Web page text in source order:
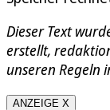
Dieser Text
erstellt,
unseren Regeln
ANZEIGE X